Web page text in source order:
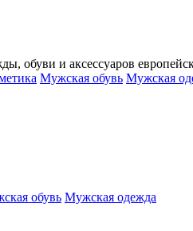
обуви и аксессуаров
Мужская обувь Мужская
обувь Мужская одежда